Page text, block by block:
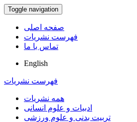
Toggle navigation
صفحه اصلی
فهرست نشریات
تماس با ما
English
فهرست نشریات
همه نشریات
ادبیات و علوم انسانی
تربیت بدنی و علوم ورزشی